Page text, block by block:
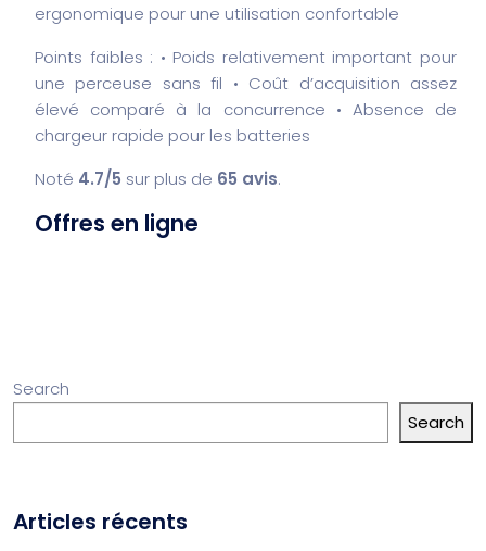
ergonomique pour une utilisation confortable
Points faibles : • Poids relativement important pour
une perceuse sans fil • Coût d’acquisition assez
élevé comparé à la concurrence • Absence de
chargeur rapide pour les batteries
Noté 4.7/5 sur plus de 65 avis.
Offres en ligne
Search
Search
Articles récents